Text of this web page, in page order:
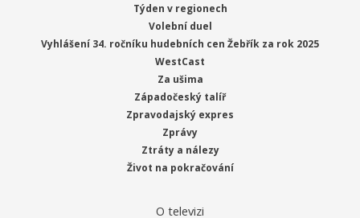
Týden v regionech
Volební duel
Vyhlášení 34. ročníku hudebních cen Žebřík za rok 2025
WestCast
Za ušima
Západočeský talíř
Zpravodajský expres
Zprávy
Ztráty a nálezy
Život na pokračování
O televizi